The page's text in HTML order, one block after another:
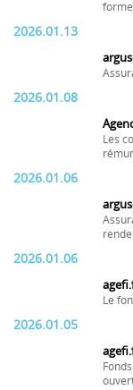
2026.01.13
2026.01.08
Les
2026.01.06
2026.01.06
Le
2026.01.05